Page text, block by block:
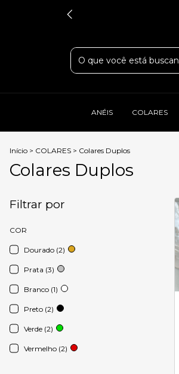
ANÉIS COLARES
Início > COLARES > Colares Duplos
Colares Duplos
Filtrar por
COR
Dourado (2)
Prata (3)
Branco (1)
Preto (2)
Verde (2)
Vermelho (2)